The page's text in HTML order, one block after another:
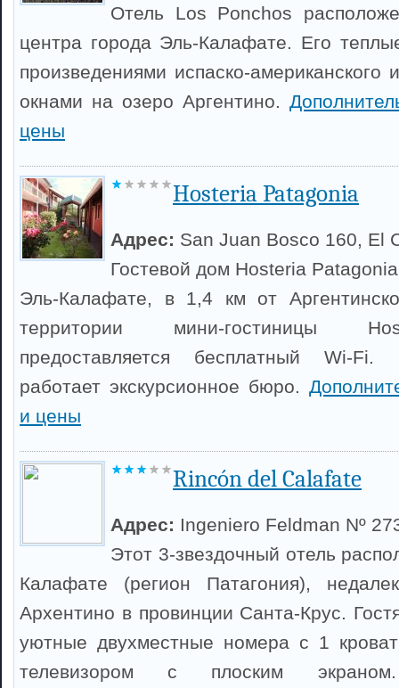
Отель Los Ponchos
центра города Эль-Калафате. Его
произведениями испаско-американского
окнами на озеро Аргентино.
цены
Hosteria Patagonia
Адрес: San Juan Bosco 160, El
Гостевой дом Hosteria
Эль-Калафате, в 1,4 км от
территории мини-гостиницы
предоставляется бесплатный Wi-Fi.
работает экскурсионное бюро.
и цены
Rincón del Calafate
Адрес: Ingeniero Feldman Nº
Этот 3-звездочный отель
Калафате (регион Патагония),
Архентино в провинции Санта-Крус.
уютные двухместные номера с 1
телевизором с плоским